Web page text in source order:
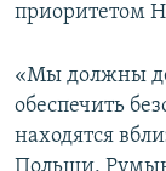
приоритетом
«Мы должны
обеспечить
находятся